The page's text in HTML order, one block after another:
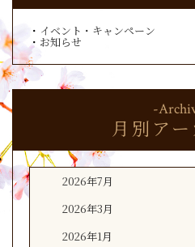
イベント・キャンペーン
お知らせ
-
月別ア
2026年7月
2026年3月
2026年1月